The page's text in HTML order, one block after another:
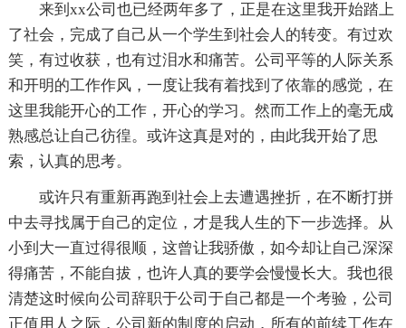
来到xx公司也已经两年多了，正是在这里我开始踏上
了社会，完成了自己从一个学生到社会人的转变。有过欢
笑，有过收获，也有过泪水和痛苦。公司平等的人际关系
和开明的工作作风，一度让我有着找到了依靠的感觉，在
这里我能开心的工作，开心的学习。然而工作上的毫无成
熟感总让自己彷徨。或许这真是对的，由此我开始了思
索，认真的思考。
或许只有重新再跑到社会上去遭遇挫折，在不断打拼
中去寻找属于自己的定位，才是我人生的下一步选择。从
小到大一直过得很顺，这曾让我骄傲，如今却让自己深深
得痛苦，不能自拔，也许人真的要学会慢慢长大。我也很
清楚这时候向公司辞职于公司于自己都是一个考验，公司
正值用人之际，公司新的制度的启动，所有的前续工作在